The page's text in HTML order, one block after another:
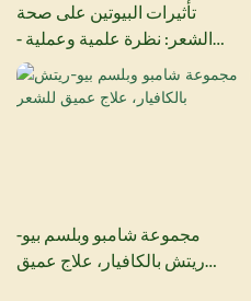
تأثيرات البيوتين على صحة
الشعر: نظرة علمية وعملية -
يوغي كير
مجموعة شامبو وبلسم بيو-
ريتش بالكافيار، علاج عميق